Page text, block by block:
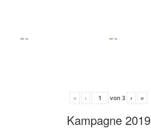
« ‹ von 3 › »
Kampagne 2019